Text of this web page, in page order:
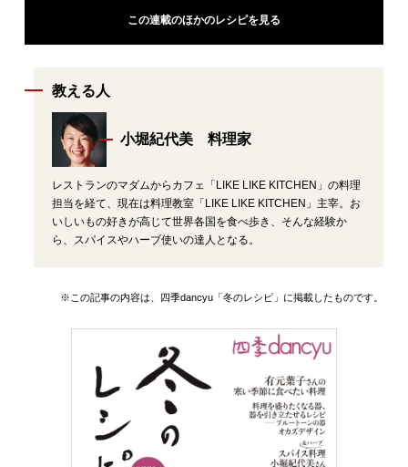
この連載のほかのレシピを見る
教える人
小堀紀代美 料理家
レストランのマダムからカフェ「LIKE LIKE KITCHEN」の料理
担当を経て、現在は料理教室「LIKE LIKE KITCHEN」主宰。お
いしいもの好きが高じて世界各国を食べ歩き、そんな経験か
ら、スパイスやハーブ使いの達人となる。
※この記事の内容は、四季dancyu「冬のレシピ」に掲載したものです。